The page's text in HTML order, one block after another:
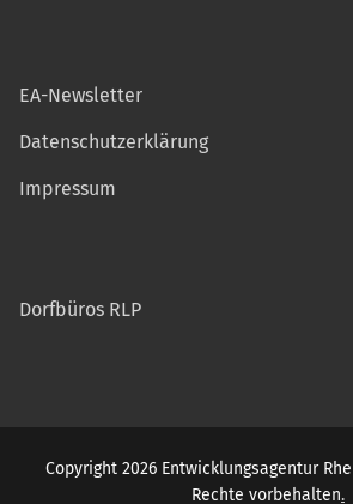
EA-Newsletter
Datenschutzerklärung
Impressum
Dorfbüros RLP
Copyright 2026 Entwicklungsagentur
Rechte vorbehalten.